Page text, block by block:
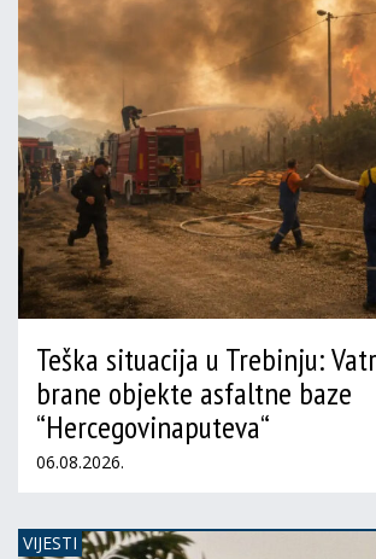
Teška situacija u Trebinju:
brane objekte asfaltne baze
“Hercegovinaputeva“
06.08.2026.
VIJESTI